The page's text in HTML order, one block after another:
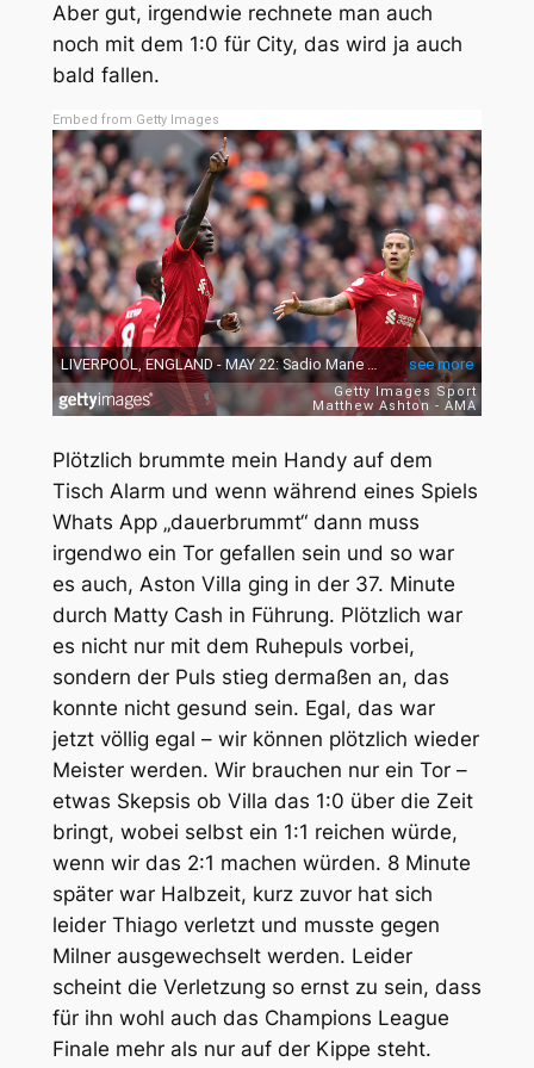
Aber gut, irgendwie rechnete man auch
noch mit dem 1:0 für City, das wird ja auch
bald fallen.
Embed from Getty Images
Plötzlich brummte mein Handy auf dem
Tisch Alarm und wenn während eines Spiels
Whats App „dauerbrummt“ dann muss
irgendwo ein Tor gefallen sein und so war
es auch, Aston Villa ging in der 37. Minute
durch Matty Cash in Führung. Plötzlich war
es nicht nur mit dem Ruhepuls vorbei,
sondern der Puls stieg dermaßen an, das
konnte nicht gesund sein. Egal, das war
jetzt völlig egal – wir können plötzlich wieder
Meister werden. Wir brauchen nur ein Tor –
etwas Skepsis ob Villa das 1:0 über die Zeit
bringt, wobei selbst ein 1:1 reichen würde,
wenn wir das 2:1 machen würden. 8 Minute
später war Halbzeit, kurz zuvor hat sich
leider Thiago verletzt und musste gegen
Milner ausgewechselt werden. Leider
scheint die Verletzung so ernst zu sein, dass
für ihn wohl auch das Champions League
Finale mehr als nur auf der Kippe steht.